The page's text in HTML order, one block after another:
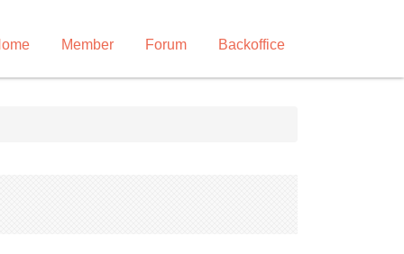
Member Forum Backoffice